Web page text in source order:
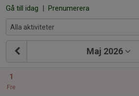
Gå till idag | Prenumerera
Maj 2026
1
Fre